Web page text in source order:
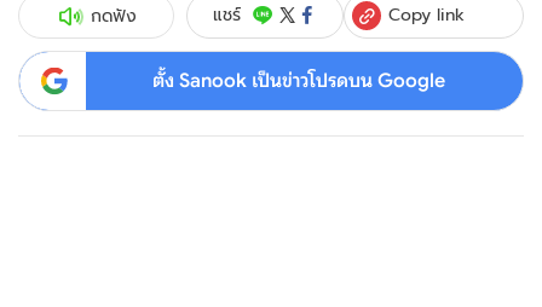
กดฟัง แชร์ Copy link
ตั้ง Sanook เป็นข่าวโปรดบน Google